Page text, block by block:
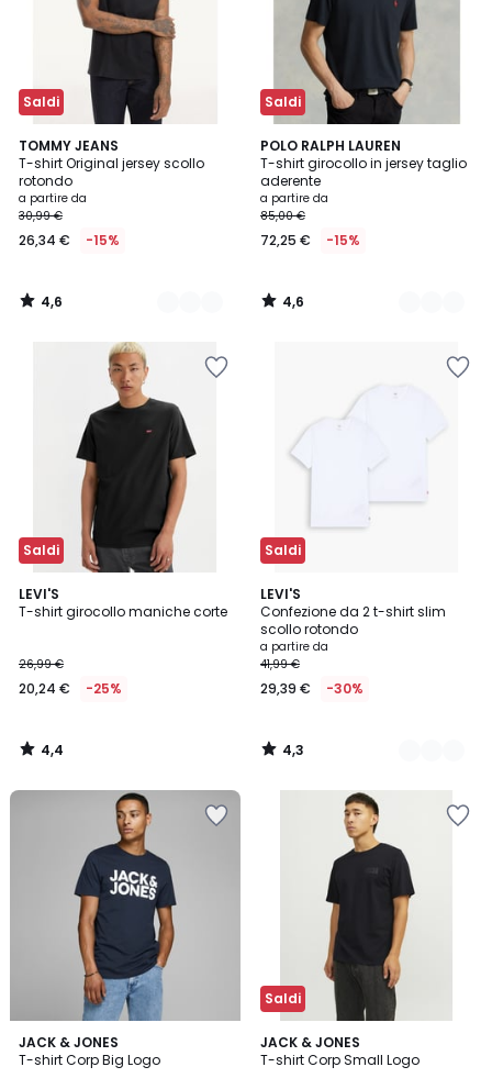
Saldi
TOMMY JEANS
T-shirt Original jersey scollo
rotondo
a partire da
30,99 €
26,34 € -15%
4,6
/ 5
3
Colori
4,6
/
Saldi
POLO RALPH LAUREN
T-shirt girocollo in jersey taglio
aderente
a partire da
85,00 €
72,25 € -15%
4,6
/ 5
4
Colori
4,6
/
Saldi
LEVI'S
T-shirt girocollo maniche corte
26,99 €
20,24 € -25%
4,4
/ 5
4,4
/
Saldi
LEVI'S
Confezione da 2 t-shirt slim
scollo rotondo
a partire da
41,99 €
29,39 € -30%
4,3
/ 5
4
Colori
4,3
/
JACK & JONES
T-shirt Corp Big Logo
4,8
/ 5
Saldi
JACK & JONES
T-shirt Corp Small Logo
4,9
/ 5
2
Colori